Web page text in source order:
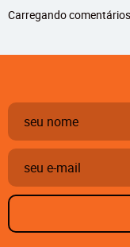
Carregando